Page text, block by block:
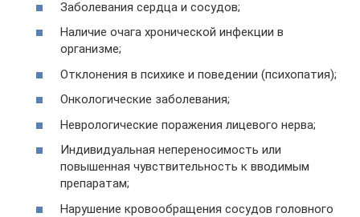
Заболевания сердца и сосудов;
Наличие очага хронической инфекции в
организме;
Отклонения в психике и поведении (психопатия);
Онкологические заболевания;
Неврологические поражения лицевого нерва;
Индивидуальная непереносимость или
повышенная чувствительность к вводимым
препаратам;
Нарушение кровообращения сосудов головного